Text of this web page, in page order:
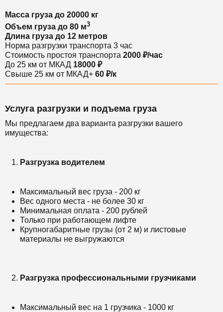
Масса груза до 20000 кг
Объем груза до 80 м3
Длина груза до 12 метров
Норма разгрузки транспорта 3 час
Стоимость простоя транспорта 2000 ₽/час
До 25 км от МКАД 18000 ₽
Свыше 25 км от МКАД+ 60 ₽/к
Услуга разгрузки и подъема груза
Мы предлагаем два варианта разгрузки вашего
имущества:
Разгрузка водителем
Максимальный вес груза - 200 кг
Вес одного места - не более 30 кг
Минимальная оплата - 200 рублей
Только при работающем лифте
Крупногабаритные грузы (от 2 м) и листовые
материалы не выгружаются
Разгрузка профессиональными грузчиками
Максимальный вес на 1 грузчика - 1000 кг